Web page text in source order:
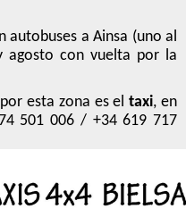
autobuses a Ainsa (uno al
agosto con vuelta por la
esta zona es eltaxi, en
501 006 / +34 619 717